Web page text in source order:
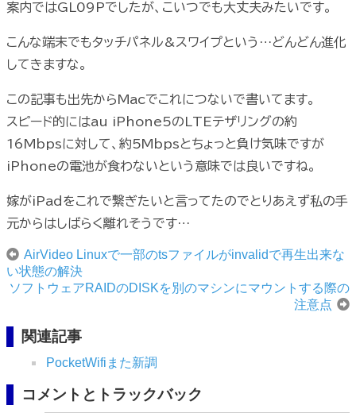
案内ではGL09Pでしたが、こいつでも大丈夫みたいです。
こんな端末でもタッチパネル&スワイプという…どんどん進化
してきますな。
この記事も出先からMacでこれにつないで書いてます。
スピード的にはau iPhone5のLTEテザリングの約
16Mbpsに対して、約5Mbpsとちょっと負け気味ですが
iPhoneの電池が食わないという意味では良いですね。
嫁がiPadをこれで繋ぎたいと言ってたのでとりあえず私の手
元からはしばらく離れそうです…
AirVideo Linuxで一部のtsファイルがinvalidで再生出来な
い状態の解決
ソフトウェアRAIDのDISKを別のマシンにマウントする際の
注意点
関連記事
PocketWifiまた新調
コメントとトラックバック